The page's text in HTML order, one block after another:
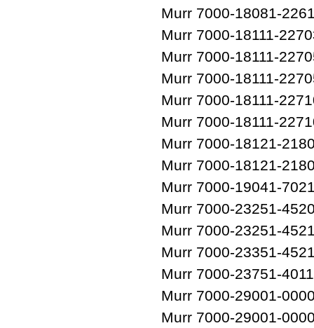
Murr 7000-18081-
Murr 7000-18111-
Murr 7000-18111-
Murr 7000-18111-
Murr 7000-18111-
Murr 7000-18111-
Murr 7000-18121-
Murr 7000-18121-
Murr 7000-19041-
Murr 7000-23251-
Murr 7000-23251-
Murr 7000-23351-
Murr 7000-23751-
Murr 7000-29001-
Murr 7000-29001-